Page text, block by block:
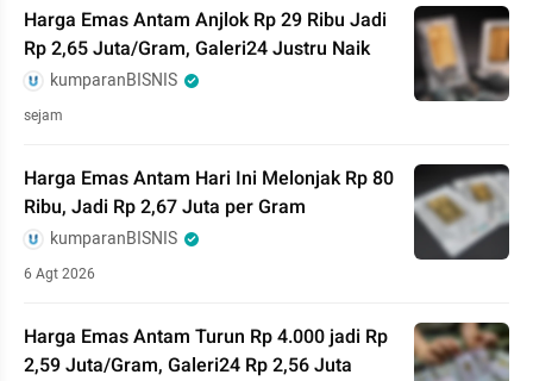
Harga Emas Antam Anjlok Rp 29 Ribu Jadi
Rp 2,65 Juta/Gram, Galeri24 Justru Naik
kumparanBISNIS
sejam
Harga Emas Antam Hari Ini Melonjak Rp 80
Ribu, Jadi Rp 2,67 Juta per Gram
kumparanBISNIS
6 Agt 2026
Harga Emas Antam Turun Rp 4.000 jadi Rp
2,59 Juta/Gram, Galeri24 Rp 2,56 Juta